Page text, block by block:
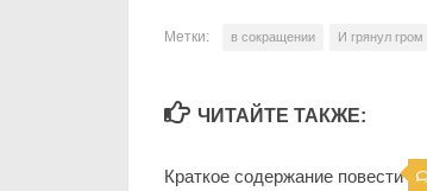
Метки: в сокращении И грянул гром
ЧИТАЙТЕ ТАКЖЕ:
Краткое содержание повести